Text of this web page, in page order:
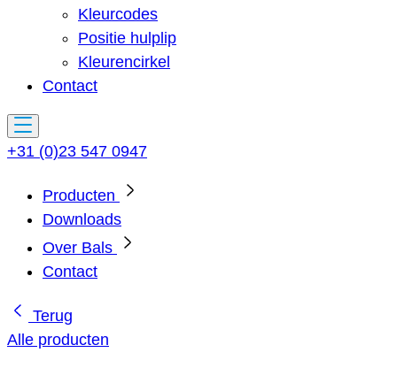
Kleurcodes
Positie hulplip
Kleurencirkel
Contact
+31 (0)23 547 0947
Producten
Downloads
Over Bals
Contact
Terug
Alle producten